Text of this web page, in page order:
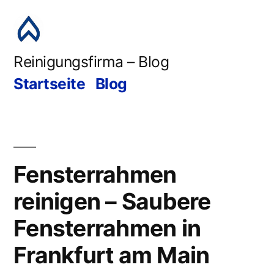
Reinigungsfirma – Blog
Startseite Blog
Fensterrahmen
reinigen – Saubere
Fensterrahmen in
Frankfurt am Main